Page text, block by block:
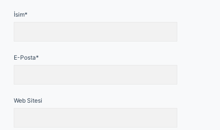
İsim*
E-Posta*
Web Sitesi